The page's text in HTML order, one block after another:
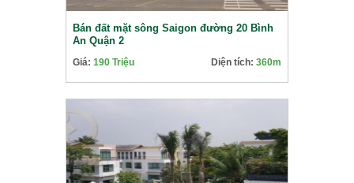
Bán đất mặt sông Saigon đường 20 Bình
An Quận 2
Giá: 190 Triệu Diện tích: 360m